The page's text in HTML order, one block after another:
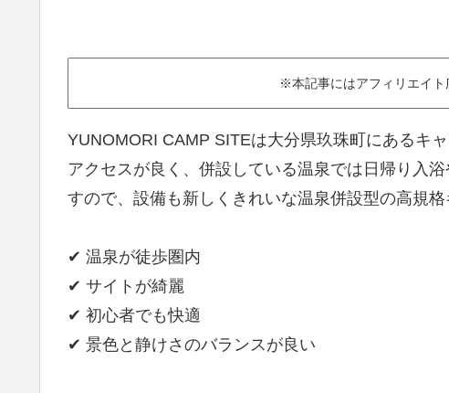
※本記事にはアフィリエイト
YUNOMORI CAMP SITEは大分県玖珠町にあるキ
アクセスが良く、併設している温泉では日帰り入
すので、設備も新しくきれいな温泉併設型の高規格
✔ 温泉が徒歩圏内
✔ サイトが綺麗
✔ 初心者でも快適
✔ 景色と静けさのバランスが良い